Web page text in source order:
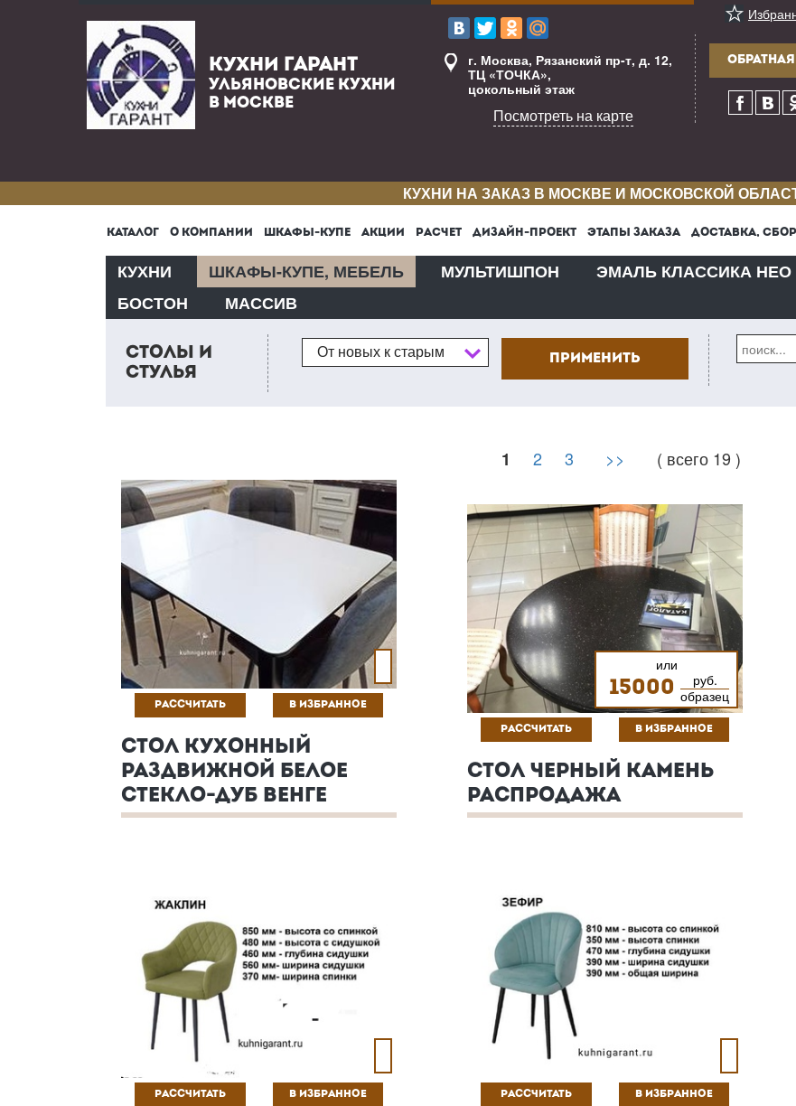
КУХНИ ГАРАНТ
УЛЬЯНОВСКИЕ КУХНИ
В МОСКВЕ
г. Москва, Рязанский пр-т, д. 12,
ТЦ «ТОЧКА»,
цокольный этаж
Посмотреть на карте
КУХНИ НА ЗАКАЗ В МОСКВЕ И МОСКОВСКОЙ
КАТАЛОГ О КОМПАНИИ ШКАФЫ-КУПЕ АКЦИИ РАСЧЕТ ДИЗАЙН-ПРОЕКТ ЭТАПЫ ЗАКАЗА ДОСТАВКА,
КУХНИ ШКАФЫ-КУПЕ, МЕБЕЛЬ МУЛЬТИШПОН ЭМАЛЬ КЛАССИКА НЕО
БОСТОН
МАССИВ
СТОЛЫ И
СТУЛЬЯ
Сортировка
От новых к старым
1 2 3 >> ( всего 19 )
РАССЧИТАТЬ В ИЗБРАННОЕ
СТОЛ КУХОННЫЙ
РАЗДВИЖНОЙ БЕЛОЕ
СТЕКЛО-ДУБ ВЕНГЕ
или
15000
руб.
образец
РАССЧИТАТЬ В ИЗБРАННОЕ
СТОЛ ЧЕРНЫЙ КАМЕНЬ
РАСПРОДАЖА
РАССЧИТАТЬ В ИЗБРАННОЕ РАССЧИТАТЬ В ИЗБРАННОЕ